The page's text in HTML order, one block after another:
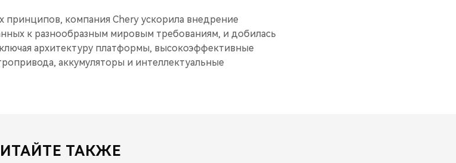
принципов, компания Chery ускорила внедрение
к разнообразным мировым требованиям, и добилась
архитектуру платформы, высокоэффективные
аккумуляторы и интеллектуальные
ТАКЖЕ